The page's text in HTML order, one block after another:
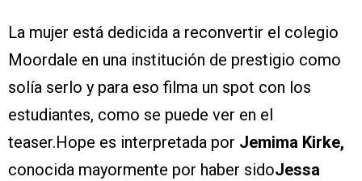
La mujer está dedicida a reconvertir el colegio
Moordale en una institución de prestigio como
solía serlo y para eso filma un spot con los
estudiantes, como se puede ver en el
teaser.Hope es interpretada por Jemima Kirke,
conocida mayormente por haber sidoJessa